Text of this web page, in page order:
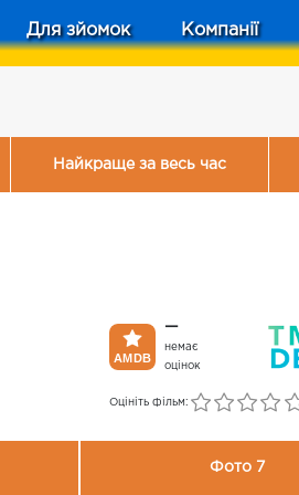
Для зйомок Компанії
Найкраще за весь час
—
немає
оцінок
Оцініть фільм:
Фото 7